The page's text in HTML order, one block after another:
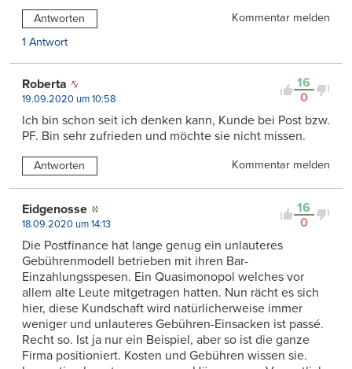
Antworten
Kommentar melden
1 Antwort
16
0
Roberta
19.09.2020 um 10:58
Ich bin schon seit ich denken kann, Kunde bei Post bzw.
PF. Bin sehr zufrieden und möchte sie nicht missen.
Antworten Kommentar melden
16
0
Eidgenosse
18.09.2020 um 14:13
Die Postfinance hat lange genug ein unlauteres
Gebührenmodell betrieben mit ihren Bar-
Einzahlungsspesen. Ein Quasimonopol welches vor
allem alte Leute mitgetragen hatten. Nun rächt es sich
hier, diese Kundschaft wird natürlicherweise immer
weniger und unlauteres Gebühren-Einsacken ist passé.
Recht so. Ist ja nur ein Beispiel, aber so ist die ganze
Firma positioniert. Kosten und Gebühren wissen sie.